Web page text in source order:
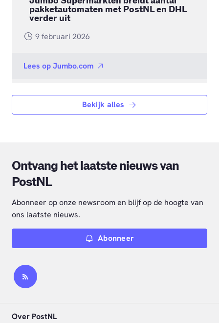
pakketautomaten met PostNL en DHL
verder uit
9 februari 2026
Lees opJumbo.com
Bekijk alles
Ontvang het laatste nieuws van
PostNL
Abonneer op onze newsroom en blijf op de hoogte van
ons laatste nieuws.
Abonneer
Over PostNL